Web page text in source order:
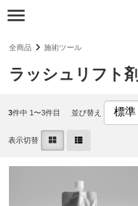
全商品 施術ツール
ラッシュリフト剤
3件中 1〜3件目 並び替え
表示切替